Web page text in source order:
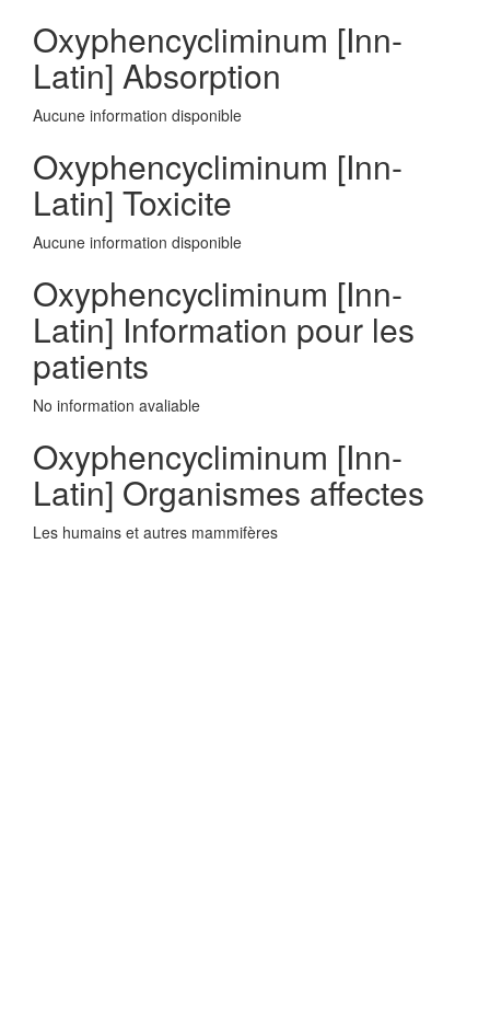
Oxyphencycliminum [Inn-
Latin] Absorption
Aucune information disponible
Oxyphencycliminum [Inn-
Latin] Toxicite
Aucune information disponible
Oxyphencycliminum [Inn-
Latin] Information pour les
patients
No information avaliable
Oxyphencycliminum [Inn-
Latin] Organismes affectes
Les humains et autres mammifères